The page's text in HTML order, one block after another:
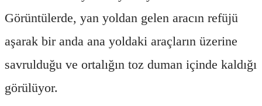
Görüntülerde, yan yoldan gelen aracın refüjü
aşarak bir anda ana yoldaki araçların üzerine
savrulduğu ve ortalığın toz duman içinde kaldığı
görülüyor.